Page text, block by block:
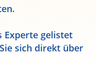
Experte gelistet
sich direkt über